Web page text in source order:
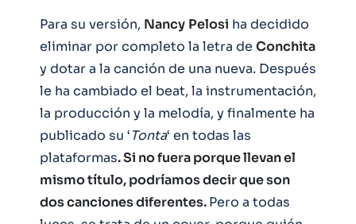
Para su versión, Nancy Pelosi ha decidido
eliminar por completo la letra de Conchita
y dotar a la canción de una nueva. Después
le ha cambiado el beat, la instrumentación,
la producción y la melodía, y finalmente ha
publicado su ‘Tonta‘ en todas las
plataformas. Si no fuera porque llevan el
mismo título, podríamos decir que son
dos canciones diferentes.Pero a todas